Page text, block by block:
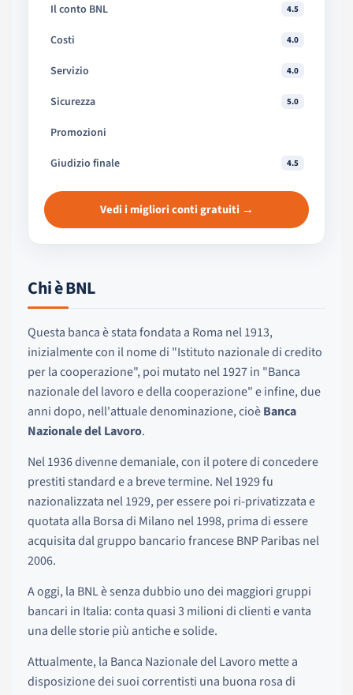
Il conto BNL
4.5
Costi 4.0
Servizio 4.0
Sicurezza 5.0
Promozioni
Giudizio finale
4.5
Vedi i migliori conti gratuiti →
Chi è BNL
Questa banca è stata fondata a Roma nel 1913,
inizialmente con il nome di "Istituto nazionale di credito
per la cooperazione", poi mutato nel 1927 in "Banca
nazionale del lavoro e della cooperazione" e infine, due
anni dopo, nell'attuale denominazione, cioèBanca
Nazionale del Lavoro.
Nel 1936 divenne demaniale, con il potere di concedere
prestiti standard e a breve termine. Nel 1929 fu
nazionalizzata nel 1929, per essere poi ri-privatizzata e
quotata alla Borsa di Milano nel 1998, prima di essere
acquisita dal gruppo bancario francese BNP Paribas nel
2006.
A oggi, la BNL è senza dubbio uno dei maggiori gruppi
bancari in Italia: conta quasi 3 milioni di clienti e vanta
una delle storie più antiche e solide.
Attualmente, la Banca Nazionale del Lavoro mette a
disposizione dei suoi correntisti una buona rosa di